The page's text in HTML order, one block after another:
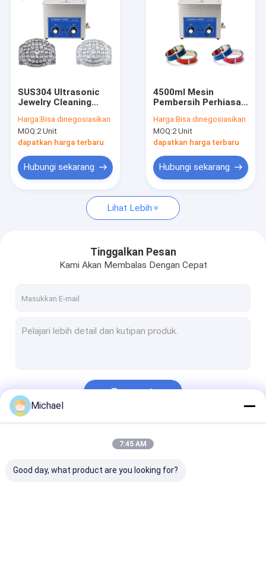
Produk
Pertunjukan VR
Tentang kami
Hubungi kami
Berita
Pembersih Bagian Ultrasonik
Pembersih Karbohidrat Ultrasonik
Pembersih Ultrasonik Industri
Pembersih Ultrasonik Elektronik
Pembersih Mesin Ultrasonik
Pembersih Ultrasonik Medis
SUS304 Ultrasonic
Jewelry Cleaning
Kontrol Mekanik
Harga:Bisa dinegosiasikan
MOQ:2 Unit
dapatkan harga terbaru
Hubungi sekarang
4500ml Mesin
Pembersih Perhiasan
41x25.5x31cm Untuk
Permata
Harga:Bisa dinegosiasikan
MOQ:2 Unit
dapatkan harga terbaru
Hubungi sekarang
Lihat Lebih
Tinggalkan Pesan
Kami Akan Membalas Dengan Cepat
Terus
Michael
7:45 AM
Good day, what product are you looking for?